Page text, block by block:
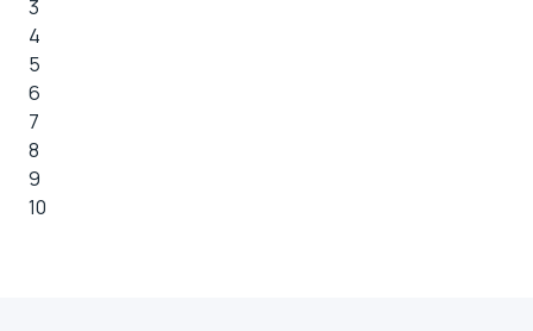
3
4
5
6
7
8
9
10